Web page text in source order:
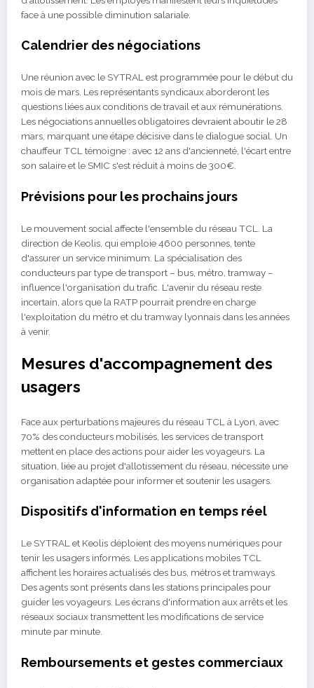
face à une possible diminution salariale.
Calendrier des négociations
Une réunion avec le SYTRAL est programmée pour le début du
mois de mars. Les représentants syndicaux aborderont les
questions liées aux conditions de travail et aux rémunérations.
Les négociations annuelles obligatoires devraient aboutir le 28
mars, marquant une étape décisive dans le dialogue social. Un
chauffeur TCL témoigne : avec 12 ans d'ancienneté, l'écart entre
son salaire et le SMIC s'est réduit à moins de 300€.
Prévisions pour les prochains jours
Le mouvement social affecte l'ensemble du réseau TCL. La
direction de Keolis, qui emploie 4600 personnes, tente
d'assurer un service minimum. La spécialisation des
conducteurs par type de transport – bus, métro, tramway –
influence l'organisation du trafic. L'avenir du réseau reste
incertain, alors que la RATP pourrait prendre en charge
l'exploitation du métro et du tramway lyonnais dans les années
à venir.
Mesures d'accompagnement des
usagers
Face aux perturbations majeures du réseau TCL à Lyon, avec
70% des conducteurs mobilisés, les services de transport
mettent en place des actions pour aider les voyageurs. La
situation, liée au projet d'allotissement du réseau, nécessite une
organisation adaptée pour informer et soutenir les usagers.
Dispositifs d'information en temps réel
Le SYTRAL et Keolis déploient des moyens numériques pour
tenir les usagers informés. Les applications mobiles TCL
affichent les horaires actualisés des bus, métros et tramways.
Des agents sont présents dans les stations principales pour
guider les voyageurs. Les écrans d'information aux arrêts et les
réseaux sociaux transmettent les modifications de service
minute par minute.
Remboursements et gestes commerciaux